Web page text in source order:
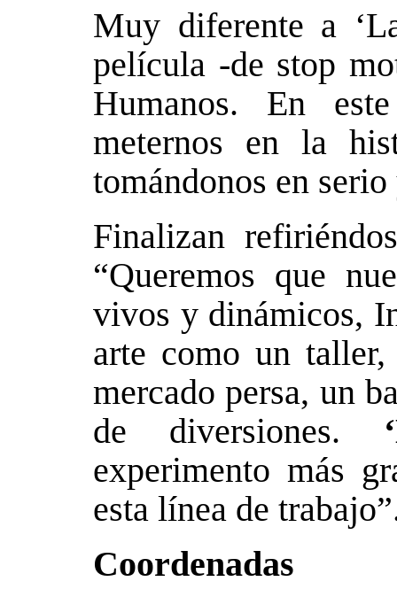
Muy diferente a
película -de stop
Humanos. En
meternos en la
tomándonos en
Finalizan
“Queremos que
vivos y dinámicos,
arte como un
mercado persa, un
de diversiones.
experimento más
esta línea de
Coordenadas